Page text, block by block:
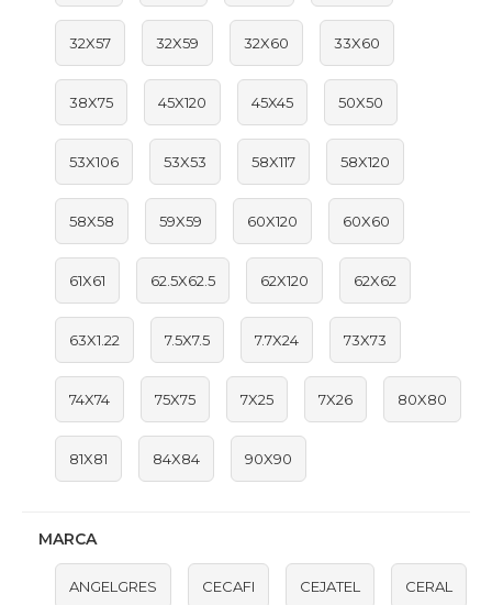
32X57 32X59 32X60 33X60
38X75 45X120 45X45 50X50
53X106 53X53 58X117 58X120
58X58 59X59 60X120 60X60
61X61 62.5X62.5 62X120 62X62
63X1.22 7.5X7.5 7.7X24 73X73
74X74 75X75 7X25 7X26 80X80
81X81 84X84 90X90
MARCA
ANGELGRES CECAFI CEJATEL CERAL